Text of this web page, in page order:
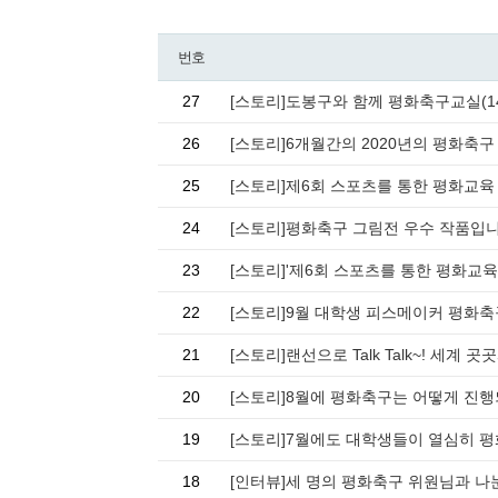
번호
27 [스토리]도봉구와 함께 평화축구교실
26 [스토리]6개월간의 2020년의 평화축
25 [스토리]제6회 스포츠를 통한 평화교
24 [스토리]평화축구 그림전 우수 작품입
23 [스토리]'제6회 스포츠를 통한 평화교
22 [스토리]9월 대학생 피스메이커 평화
21 [스토리]랜선으로 Talk Talk~! 세계 곳
20 [스토리]8월에 평화축구는 어떻게 진
19 [스토리]7월에도 대학생들이 열심히
18 [인터뷰]세 명의 평화축구 위원님과